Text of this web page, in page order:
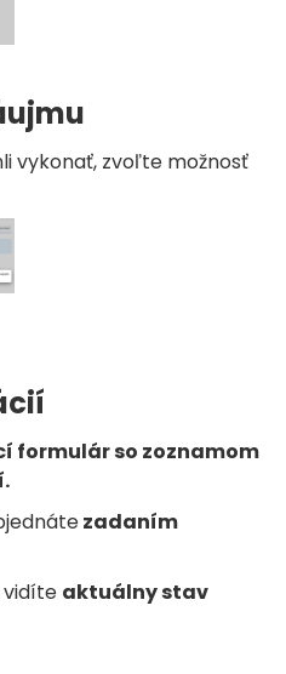
vykonať, zvoľte možnosť
formulár so zoznamom
zadaním
vidíte aktuálny stav